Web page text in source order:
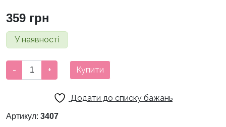
359 грн
У наявності
для
Aroma
- + Купити
Додати до списку бажань
Артикул: 3407